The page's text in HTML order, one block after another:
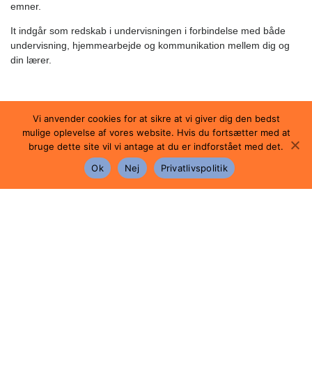
emner.
It indgår som redskab i undervisningen i forbindelse med både
undervisning, hjemmearbejde og kommunikation mellem dig og
din lærer.
Eksamen
Eksamen består af en mundtlig prøve. Prøven tager
udgangspunkt i et ukendt, ubearbejdet tysksproget tekstmateriale,
der skal have tilknytning til ét af de studerede emner.
Tekstmaterialet skal bestå af en eller flere tekster med et samlet
Vi anvender cookies for at sikre at vi giver dig den bedst
mulige oplevelse af vores website. Hvis du fortsætter med at
bruge dette site vil vi antage at du er indforstået med det.
Ok
Nej Privatlivspolitik